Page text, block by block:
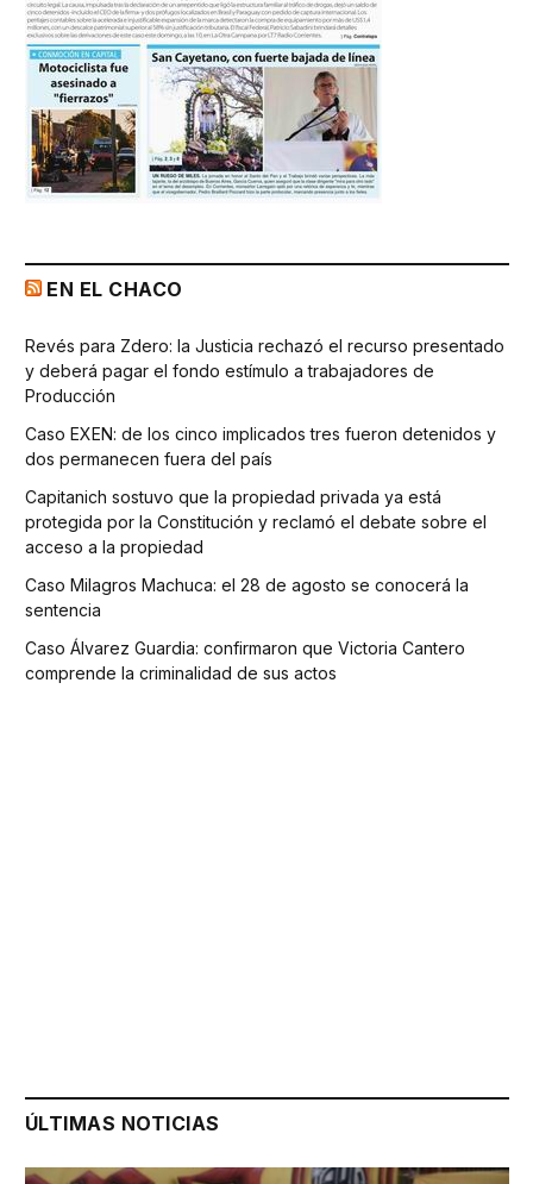
EN EL CHACO
Revés para Zdero: la Justicia rechazó el recurso presentado
y deberá pagar el fondo estímulo a trabajadores de
Producción
Caso EXEN: de los cinco implicados tres fueron detenidos y
dos permanecen fuera del país
Capitanich sostuvo que la propiedad privada ya está
protegida por la Constitución y reclamó el debate sobre el
acceso a la propiedad
Caso Milagros Machuca: el 28 de agosto se conocerá la
sentencia
Caso Álvarez Guardia: confirmaron que Victoria Cantero
comprende la criminalidad de sus actos
ÚLTIMAS NOTICIAS